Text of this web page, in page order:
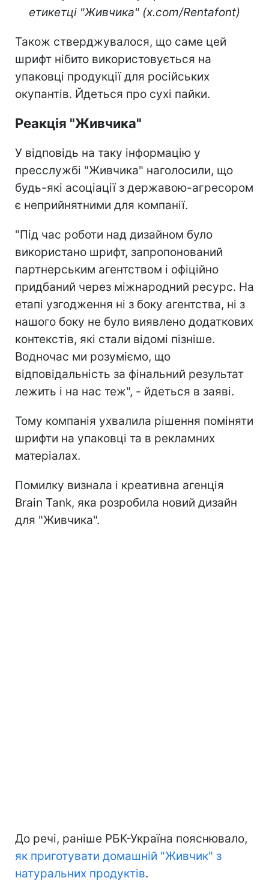
етикетці "Живчика" (x.com/Rentafont)
Також стверджувалося, що саме цей
шрифт нібито використовується на
упаковці продукції для російських
окупантів. Йдеться про сухі пайки.
Реакція "Живчика"
У відповідь на таку інформацію у
пресслужбі "Живчика" наголосили, що
будь-які асоціації з державою-агресором
є неприйнятними для компанії.
"Під час роботи над дизайном було
використано шрифт, запропонований
партнерським агентством і офіційно
придбаний через міжнародний ресурс. На
етапі узгодження ні з боку агентства, ні з
нашого боку не було виявлено додаткових
контекстів, які стали відомі пізніше.
Водночас ми розуміємо, що
відповідальність за фінальний результат
лежить і на нас теж", - йдеться в заяві.
Тому компанія ухвалила рішення поміняти
шрифти на упаковці та в рекламних
матеріалах.
Помилку визнала і креативна агенція
Brain Tank, яка розробила новий дизайн
для "Живчика".
До речі, раніше РБК-Україна пояснювало,
як приготувати домашній "Живчик" з
натуральних продуктів.